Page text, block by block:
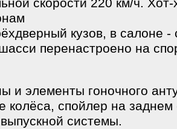
скорости 220 км/ч.
кузов, в салоне -
перенастроено на
и элементы гоночного
колёса, спойлер на заднем
системы.